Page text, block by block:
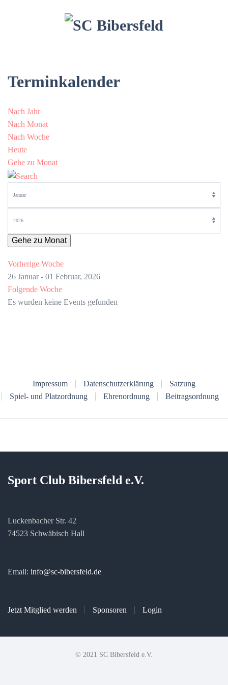
Terminkalender
Nach Jahr
Nach Monat
Nach Woche
Heute
Gehe zu Monat
Gehe zu Monat
Vorherige Woche
26 Januar - 01 Februar, 2026
Folgende Woche
Es wurden keine Events gefunden
Impressum Datenschutzerklärung
Satzung
Spiel- und Platzordnung
Ehrenordnung Beitragsordnung
Sport Club Bibersfeld e.V.
Luckenbacher Str. 42
74523 Schwäbisch Hall
Email: info@sc-bibersfeld.de
Jetzt Mitglied werden Sponsoren Login
© 2021 SC Bibersfeld e.V.